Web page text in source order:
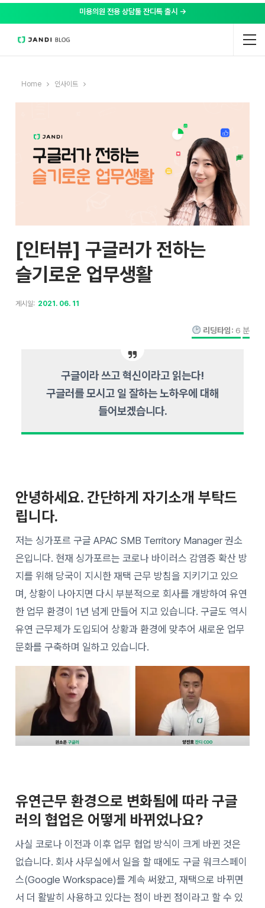
미용의원 전용 상담툴 잔디톡 출시 →
Home 인사이트
[인터뷰] 구글러가 전하는
슬기로운 업무생활
게시일: 2021. 06. 11
리딩타임: 6 분
구글이라 쓰고 혁신이라고 읽는다!
구글러를 모시고 일 잘하는 노하우에 대해
들어보겠습니다.
안녕하세요. 간단하게 자기소개 부탁드
립니다.
저는 싱가포르 구글 APAC SMB Territory Manager 권소
은입니다. 현재 싱가포르는 코로나 바이러스 감염증 확산 방
지를 위해 당국이 지시한 재택 근무 방침을 지키기고 있으
며, 상황이 나아지면 다시 부분적으로 회사를 개방하여 유연
한 업무 환경이 1년 넘게 만들어 지고 있습니다. 구글도 역시
유연 근무제가 도입되어 상황과 환경에 맞추어 새로운 업무
문화를 구축하며 일하고 있습니다.
유연근무 환경으로 변화됨에 따라 구글
러의 협업은 어떻게 바뀌었나요?
사실 코로나 이전과 이후 업무 협업 방식이 크게 바뀐 것은
없습니다. 회사 사무실에서 일을 할 때에도 구글 워크스페이
스(Google Workspace)를 계속 써왔고, 재택으로 바뀌면
서 더 활발히 사용하고 있다는 점이 바뀐 점이라고 할 수 있